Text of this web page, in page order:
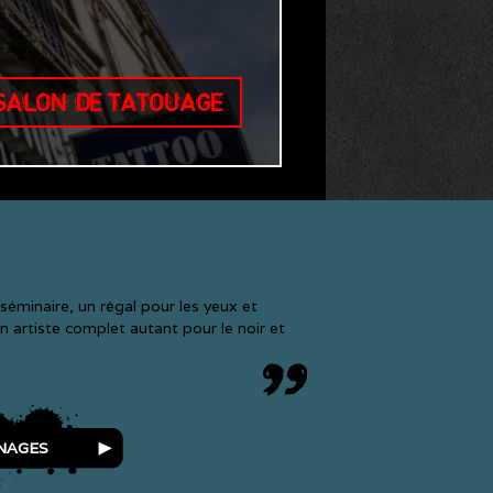
DE TATOUAGE
un régal pour les yeux et
artiste complet autant pour le noir et